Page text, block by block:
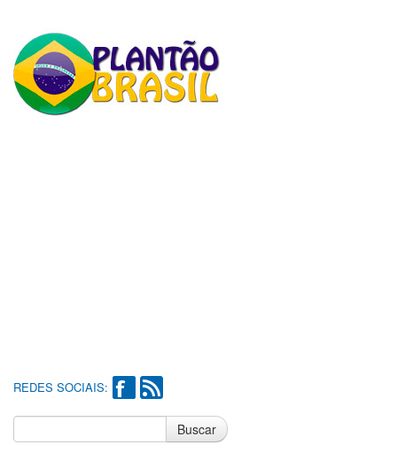
REDES SOCIAIS:
Buscar